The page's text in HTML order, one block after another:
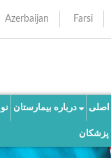
Farsi
Azerbaijan
درباره بیمارستان